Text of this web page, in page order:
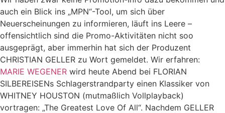
auch ein Blick ins „MPN“-Tool, um sich über
Neuerscheinungen zu informieren, läuft ins Leere –
offensichtlich sind die Promo-Aktivitäten nicht soo
ausgeprägt, aber immerhin hat sich der Produzent
CHRISTIAN GELLER zu Wort gemeldet. Wir erfahren:
MARIE WEGENER wird heute Abend bei FLORIAN
SILBEREISENs Schlagerstrandparty einen Klassiker von
WHITNEY HOUSTON (mutmaßlich Vollplayback)
vortragen: „The Greatest Love Of All“. Nachdem GELLER